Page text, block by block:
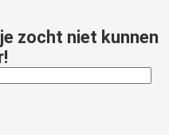
zocht niet kunnen